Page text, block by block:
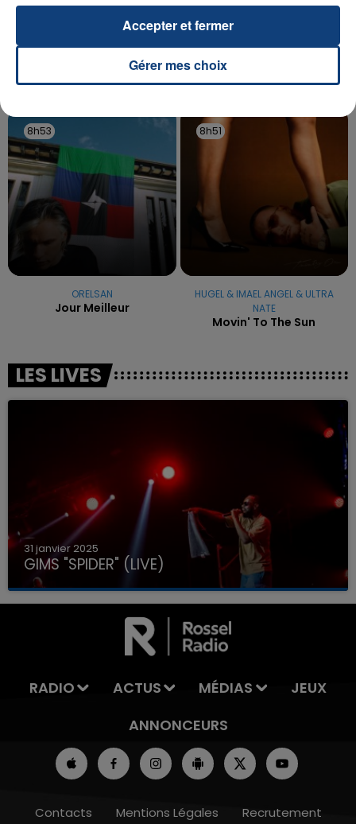
OPÉRER DE LA CHEVILLE RESSORT DE LA...
La famille a porté plainte contre la clinique qui a
reconnu sa responsabilité et présenté ses
TITRES DIFFUSÉS
8h53
8h53
ORELSAN
Jour Meilleur
8h51
8h51
HUGEL & IMAEL ANGEL & ULTRA
NATE
Movin' To The Sun
LES LIVES
31 janvier 2025
GIMS "SPIDER" (LIVE)
RADIO ACTUS MÉDIAS
JEUX
ANNONCEURS
Contacts Mentions Légales Recrutement
Gérer mes choix
Accepter et fermer